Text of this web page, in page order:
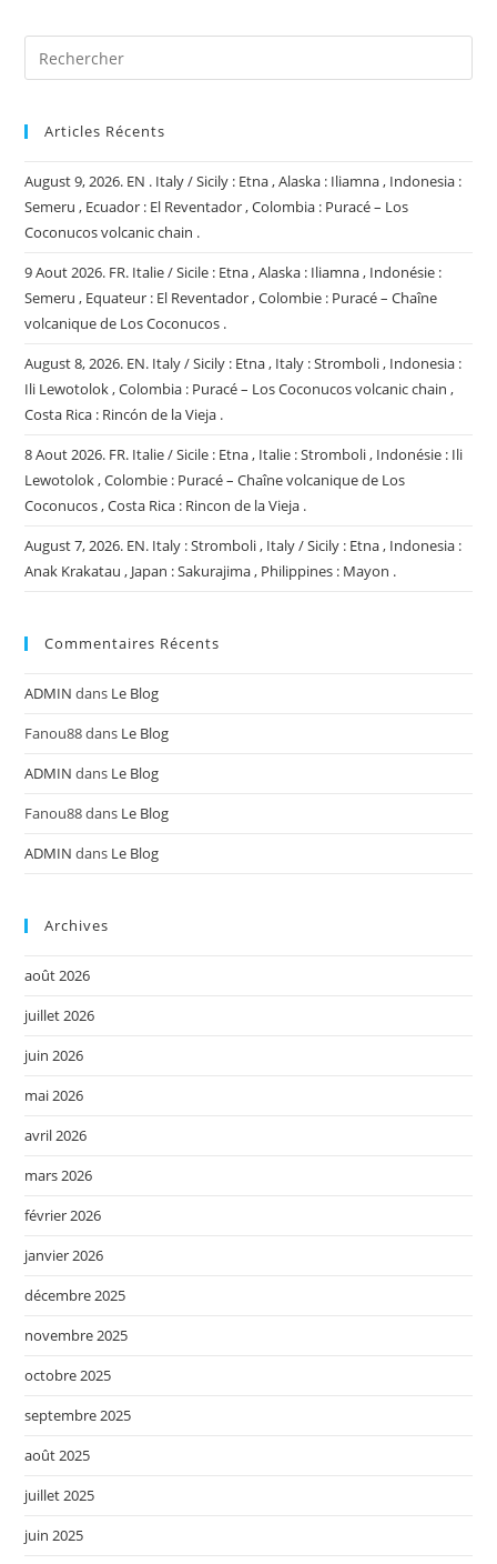
Articles Récents
August 9, 2026. EN . Italy / Sicily : Etna , Alaska : Iliamna , Indonesia :
Semeru , Ecuador : El Reventador , Colombia : Puracé – Los
Coconucos volcanic chain .
9 Aout 2026. FR. Italie / Sicile : Etna , Alaska : Iliamna , Indonésie :
Semeru , Equateur : El Reventador , Colombie : Puracé – Chaîne
volcanique de Los Coconucos .
August 8, 2026. EN. Italy / Sicily : Etna , Italy : Stromboli , Indonesia :
Ili Lewotolok , Colombia : Puracé – Los Coconucos volcanic chain ,
Costa Rica : Rincón de la Vieja .
8 Aout 2026. FR. Italie / Sicile : Etna , Italie : Stromboli , Indonésie : Ili
Lewotolok , Colombie : Puracé – Chaîne volcanique de Los
Coconucos , Costa Rica : Rincon de la Vieja .
August 7, 2026. EN. Italy : Stromboli , Italy / Sicily : Etna , Indonesia :
Anak Krakatau , Japan : Sakurajima , Philippines : Mayon .
Commentaires Récents
ADMIN dans Le Blog
Fanou88dans Le Blog
ADMIN dans Le Blog
Fanou88dans Le Blog
ADMIN dans Le Blog
Archives
août 2026
juillet 2026
juin 2026
mai 2026
avril 2026
mars 2026
février 2026
janvier 2026
décembre 2025
novembre 2025
octobre 2025
septembre 2025
août 2025
juillet 2025
juin 2025